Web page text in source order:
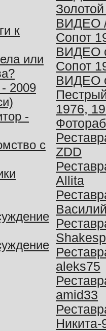
к
или
2009
-
с
ВИДЕО
Сопот
ВИДЕО
Сопот
ВИДЕО
1976,
ZDD
Allita
aleks75
amid33
Никита-